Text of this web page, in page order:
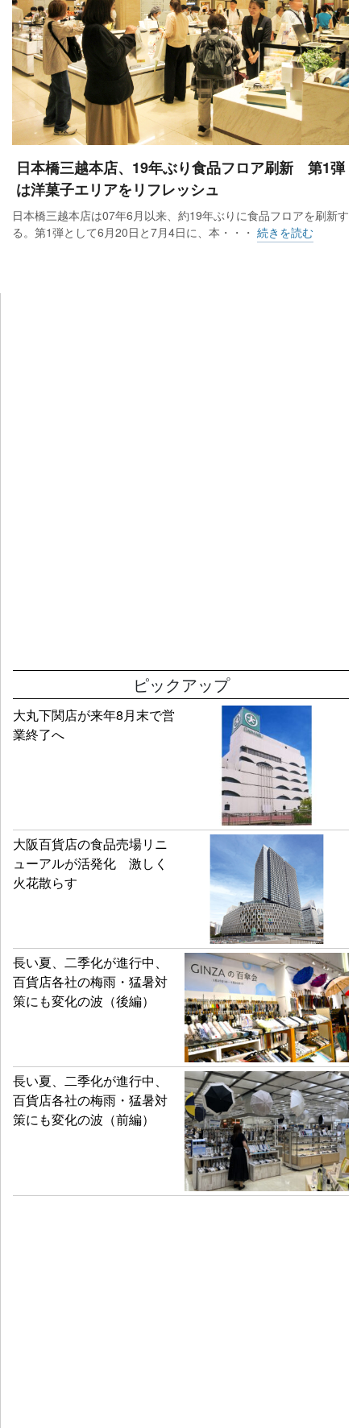
日本橋三越本店、19年ぶり食品フロア刷新 第1弾
は洋菓子エリアをリフレッシュ
日本橋三越本店は07年6月以来、約19年ぶりに食品フロアを刷新す
る。第1弾として6月20日と7月4日に、本・・・ 続きを読む
ピックアップ
大丸下関店が来年8月末で営
業終了へ
大阪百貨店の食品売場リニ
ューアルが活発化 激しく
火花散らす
長い夏、二季化が進行中、
百貨店各社の梅雨・猛暑対
策にも変化の波（後編）
長い夏、二季化が進行中、
百貨店各社の梅雨・猛暑対
策にも変化の波（前編）